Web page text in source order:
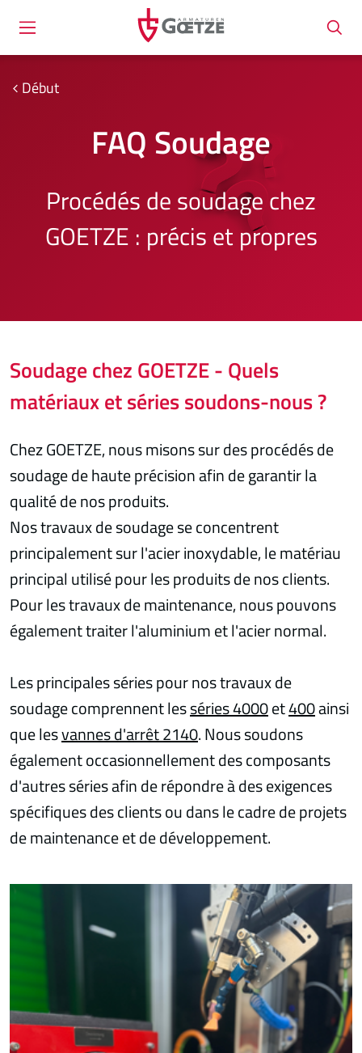
Début
FAQ Soudage
Procédés de soudage chez
GOETZE : précis et propres
Soudage chez GOETZE - Quels
matériaux et séries soudons-nous ?
Chez GOETZE, nous misons sur des procédés de
soudage de haute précision afin de garantir la
qualité de nos produits.
Nos travaux de soudage se concentrent
principalement sur l'acier inoxydable, le matériau
principal utilisé pour les produits de nos clients.
Pour les travaux de maintenance, nous pouvons
également traiter l'aluminium et l'acier normal.
Les principales séries pour nos travaux de
soudage comprennent lesséries 4000et400ainsi
que lesvannes d'arrêt 2140. Nous soudons
également occasionnellement des composants
d'autres séries afin de répondre à des exigences
spécifiques des clients ou dans le cadre de projets
de maintenance et de développement.